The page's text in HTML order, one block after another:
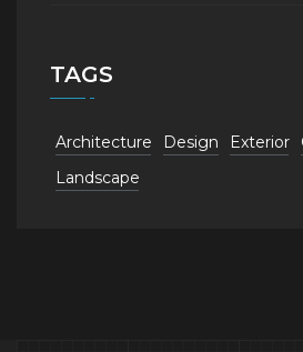
TAGS
Architecture Design Exterior
Landscape